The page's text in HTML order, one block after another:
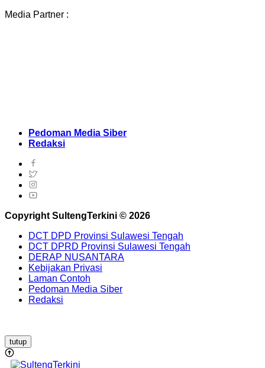
Media Partner :
Pedoman Media Siber
Redaksi
Copyright SultengTerkini © 2026
DCT DPD Provinsi Sulawesi Tengah
DCT DPRD Provinsi Sulawesi Tengah
DERAP NUSANTARA
Kebijakan Privasi
Laman Contoh
Pedoman Media Siber
Redaksi
tutup